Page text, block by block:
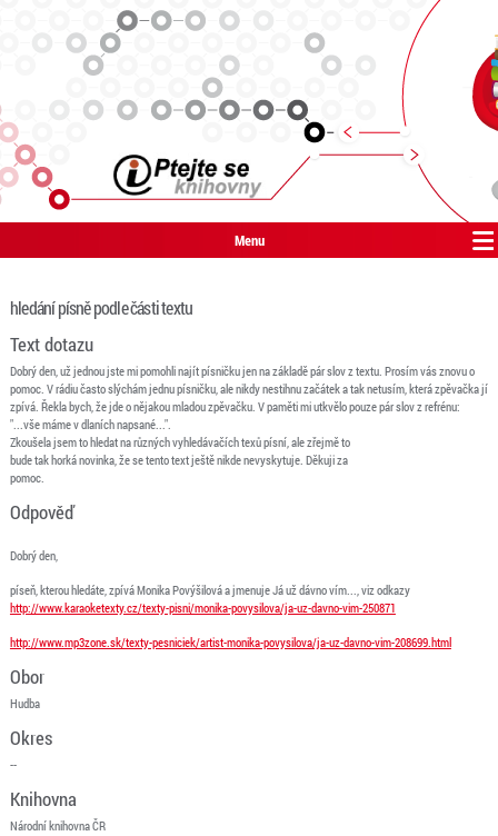
Menu
hledání písně podle části textu
Text dotazu
Dobrý den, už jednou jste mi pomohli najít písničku jen na základě pár slov z textu. Prosím vás znovu o
pomoc. V rádiu často slýchám jednu písničku, ale nikdy nestihnu začátek a tak netusím, která zpěvačka jí
zpívá. Řekla bych, že jde o nějakou mladou zpěvačku. V paměti mi utkvělo pouze pár slov z refrénu:
"...vše máme v dlaních napsané...".
Zkoušela jsem to hledat na různých vyhledávačích texů písní, ale zřejmě to
bude tak horká novinka, že se tento text ještě nikde nevyskytuje. Děkuji za
pomoc.
Odpověď
Dobrý den,
píseň, kterou hledáte, zpívá Monika Povýšilová a jmenuje Já už dávno vím..., viz odkazy
http://www.karaoketexty.cz/texty-pisni/monika-povysilova/ja-uz-davno-vim-250871
http://www.mp3zone.sk/texty-pesniciek/artist-monika-povysilova/ja-uz-davno-vim-208699.html
Obor
Hudba
Okres
--
Knihovna
Národní knihovna ČR